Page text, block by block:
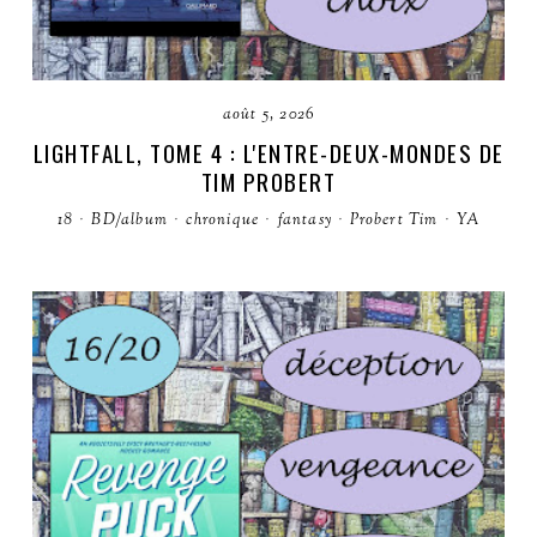
août 5, 2026
LIGHTFALL, TOME 4 : L'ENTRE-DEUX-MONDES DE
TIM PROBERT
18 · BD/album · chronique · fantasy · Probert Tim · YA